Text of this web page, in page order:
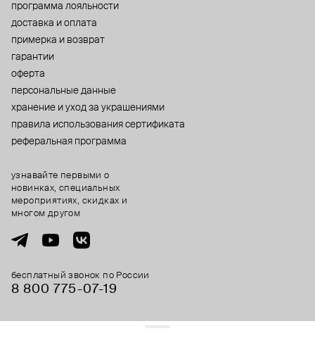
программа лояльности
доставка и оплата
примерка и возврат
гарантии
оферта
персональные данные
хранение и уход за украшениями
правила использования сертификата
реферальная программа
бесплатный звонок по России
8 800 775⁠-07⁠-19
узнавайте первыми о
новинках, специальных
мероприятиях, скидках и
многом другом